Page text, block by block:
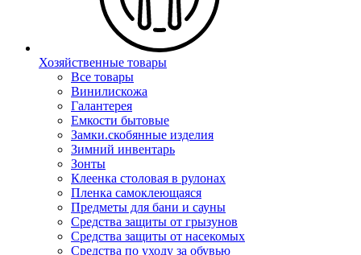
Хозяйственные товары
Все товары
Винилискожа
Галантерея
Емкости бытовые
Замки.скобянные изделия
Зимний инвентарь
Зонты
Клеенка столовая в рулонах
Пленка самоклеющаяся
Предметы для бани и сауны
Средства защиты от грызунов
Средства защиты от насекомых
Средства по уходу за обувью